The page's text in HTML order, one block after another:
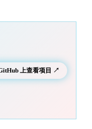
上查看项目 ↗